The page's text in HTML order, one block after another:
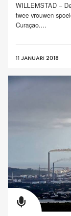
WILLEMSTAD –
twee vrouwen
Curaçao....
11 JANUARI 2018